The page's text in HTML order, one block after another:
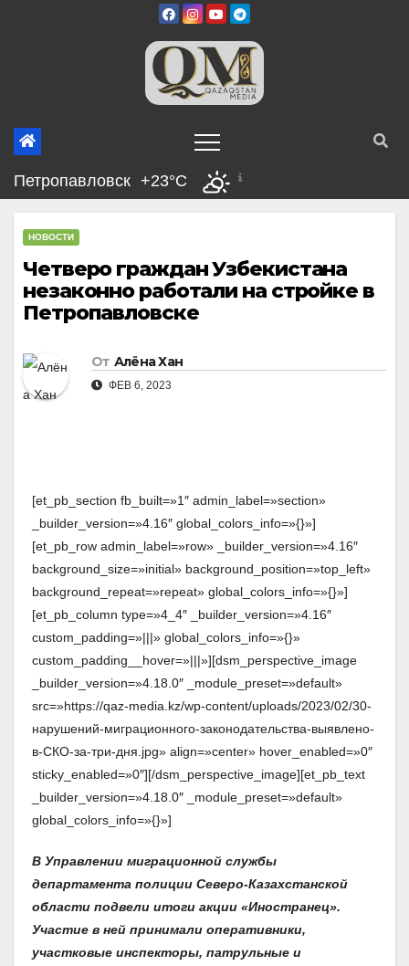
Петропавловск +23°C
НОВОСТИ
Четверо граждан Узбекистана
незаконно работали на стройке в
Петропавловске
От Алёна Хан
ФЕВ 6, 2023
[et_pb_section fb_built=»1″ admin_label=»section»
_builder_version=»4.16″ global_colors_info=»{}»]
[et_pb_row admin_label=»row» _builder_version=»4.16″
background_size=»initial» background_position=»top_left»
background_repeat=»repeat» global_colors_info=»{}»]
[et_pb_column type=»4_4″ _builder_version=»4.16″
custom_padding=»|||» global_colors_info=»{}»
custom_padding__hover=»|||»][dsm_perspective_image
_builder_version=»4.18.0″ _module_preset=»default»
src=»https://qaz-media.kz/wp-content/uploads/2023/02/30-
нарушений-миграционного-законодательства-выявлено-
в-СКО-за-три-дня.jpg» align=»center» hover_enabled=»0″
sticky_enabled=»0″][/dsm_perspective_image][et_pb_text
_builder_version=»4.18.0″ _module_preset=»default»
global_colors_info=»{}»]
В Управлении миграционной службы
департамента полиции Северо-Казахстанской
области подвели итоги акции «Иностранец».
Участие в ней принимали оперативники,
участковые инспекторы, патрульные и